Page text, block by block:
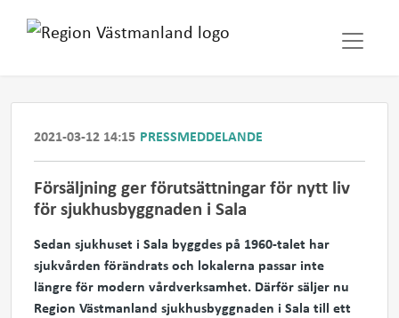
2021-03-12 14:15 PRESSMEDDELANDE
Försäljning ger förutsättningar för nytt liv
för sjukhusbyggnaden i Sala
Sedan sjukhuset i Sala byggdes på 1960-talet har
sjukvården förändrats och lokalerna passar inte
längre för modern vårdverksamhet. Därför säljer nu
Region Västmanland sjukhusbyggnaden i Sala till ett